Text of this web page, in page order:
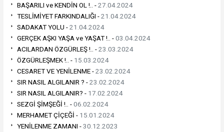
BAŞARILI ve KENDİN OL !.. -27.04.2024
TESLİMİYET FARKINDALIĞI -21.04.2024
SADAKAT YOLU -21.04.2024
GERÇEK AŞKI YAŞA ve YAŞAT !.. -03.04.2024
ACILARDAN ÖZGÜRLEŞ !.. -23.03.2024
ÖZGÜRLEŞMEK !.. - 15.03.2024
CESARET VE YENİLENME -23.02.2024
SIR NASIL ALGILANIR ? -23.02.2024
SIR NASIL ALGILANIR? - 17.02.2024
SEZGİ ŞİMŞEĞİ !.. -06.02.2024
MERHAMET ÇİÇEĞİ - 15.01.2024
YENİLENME ZAMANI -30.12.2023